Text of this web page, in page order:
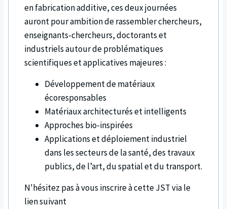
en fabrication additive, ces deux journées
auront pour ambition de rassembler chercheurs,
enseignants-chercheurs, doctorants et
industriels autour de problématiques
scientifiques et applicatives majeures :
Développement de matériaux
écoresponsables
Matériaux architecturés et intelligents
Approches bio-inspirées
Applications et déploiement industriel
dans les secteurs de la santé, des travaux
publics, de l’art, du spatial et du transport.
N'hésitez pas à vous inscrire à cette JST via le
lien suivant